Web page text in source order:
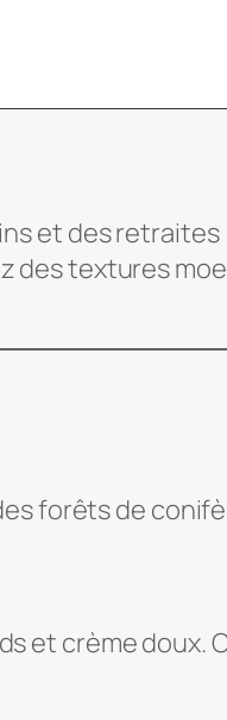
et des retraites
des textures
forêts de
et crème doux.